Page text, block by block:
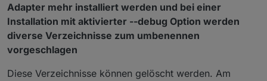
Adapter mehr installiert werden und bei einer
Installation mit aktivierter --debug Option werden
diverse Verzeichnisse zum umbenennen
vorgeschlagen
Diese Verzeichnisse können gelöscht werden. Am